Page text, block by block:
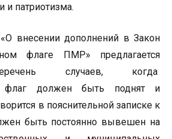
и патриотизма.
внесении дополнений в Закон
флаге ПМР» предлагается
случаев, когда
флаг должен быть поднят и
в пояснительной записке к
быть постоянно вывешен на